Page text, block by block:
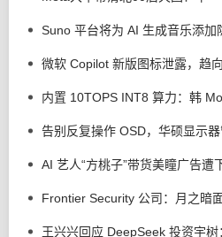
微软 Copilot 新版图标泄露，趋